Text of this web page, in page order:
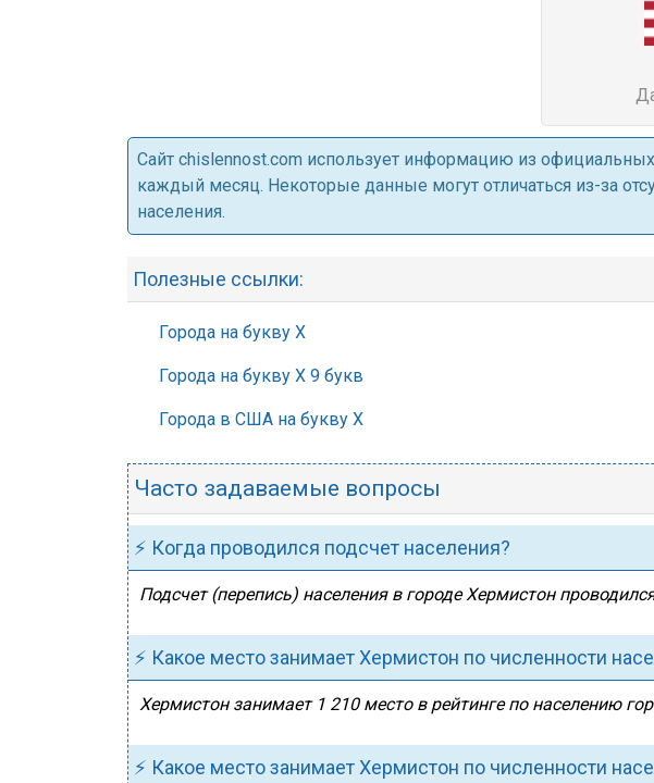
Cайт chislennost.com использует информацию из
каждый месяц. Некоторые данные могут отличаться из-за
населения.
Полезные ссылки:
Города на букву Х
Города на букву Х 9 букв
Города в США на букву Х
Часто задаваемые вопросы
⚡ Когда проводился подсчет населения?
Подсчет (перепись) населения в городе Хермистон
⚡ Какое место занимает Хермистон по численности
Хермистон занимает 1 210 место в рейтинге по населению
⚡ Какое место занимает Хермистон по численности